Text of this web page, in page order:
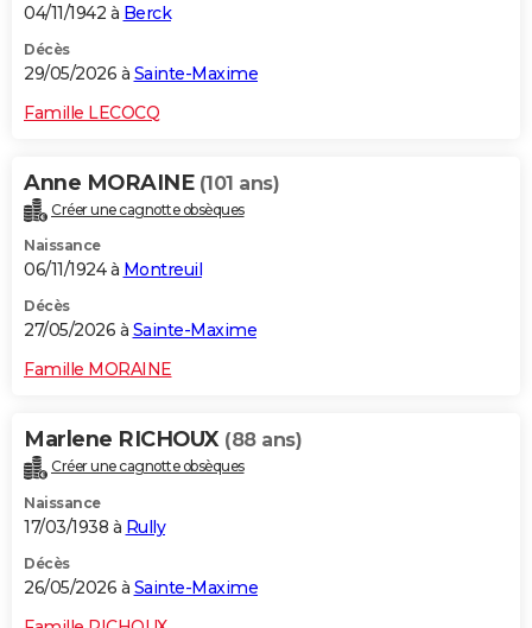
04/11/1942 à Berck
Décès
29/05/2026 à Sainte-Maxime
Famille LECOCQ
Anne MORAINE (101 ans)
Créer une cagnotte obsèques
Naissance
06/11/1924 à Montreuil
Décès
27/05/2026 à Sainte-Maxime
Famille MORAINE
Marlene RICHOUX (88 ans)
Créer une cagnotte obsèques
Naissance
17/03/1938 à Rully
Décès
26/05/2026 à Sainte-Maxime